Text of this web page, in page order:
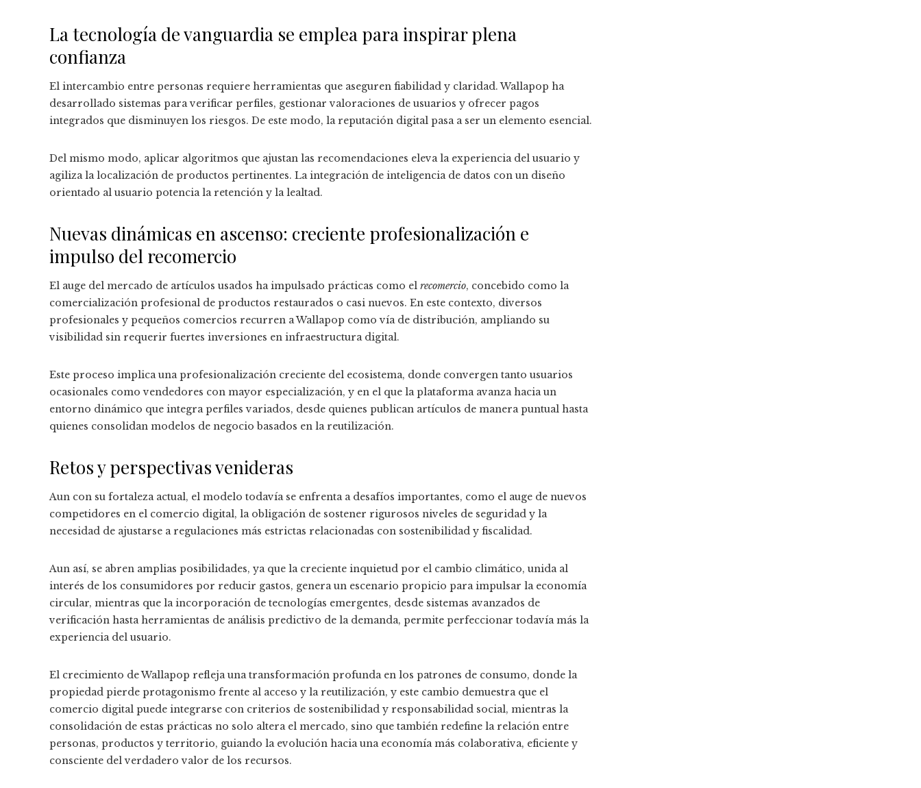
La tecnología de vanguardia se emplea para inspirar plena
confianza
El intercambio entre personas requiere herramientas que aseguren fiabilidad y claridad. Wallapop ha
desarrollado sistemas para verificar perfiles, gestionar valoraciones de usuarios y ofrecer pagos
integrados que disminuyen los riesgos. De este modo, la reputación digital pasa a ser un elemento esencial.
Del mismo modo, aplicar algoritmos que ajustan las recomendaciones eleva la experiencia del usuario y
agiliza la localización de productos pertinentes. La integración de inteligencia de datos con un diseño
orientado al usuario potencia la retención y la lealtad.
Nuevas dinámicas en ascenso: creciente profesionalización e
impulso del recomercio
El auge del mercado de artículos usados ha impulsado prácticas como el recomercio, concebido como la
comercialización profesional de productos restaurados o casi nuevos. En este contexto, diversos
profesionales y pequeños comercios recurren a Wallapop como vía de distribución, ampliando su
visibilidad sin requerir fuertes inversiones en infraestructura digital.
Este proceso implica una profesionalización creciente del ecosistema, donde convergen tanto usuarios
ocasionales como vendedores con mayor especialización, y en el que la plataforma avanza hacia un
entorno dinámico que integra perfiles variados, desde quienes publican artículos de manera puntual hasta
quienes consolidan modelos de negocio basados en la reutilización.
Retos y perspectivas venideras
Aun con su fortaleza actual, el modelo todavía se enfrenta a desafíos importantes, como el auge de nuevos
competidores en el comercio digital, la obligación de sostener rigurosos niveles de seguridad y la
necesidad de ajustarse a regulaciones más estrictas relacionadas con sostenibilidad y fiscalidad.
Aun así, se abren amplias posibilidades, ya que la creciente inquietud por el cambio climático, unida al
interés de los consumidores por reducir gastos, genera un escenario propicio para impulsar la economía
circular, mientras que la incorporación de tecnologías emergentes, desde sistemas avanzados de
verificación hasta herramientas de análisis predictivo de la demanda, permite perfeccionar todavía más la
experiencia del usuario.
El crecimiento de Wallapop refleja una transformación profunda en los patrones de consumo, donde la
propiedad pierde protagonismo frente al acceso y la reutilización, y este cambio demuestra que el
comercio digital puede integrarse con criterios de sostenibilidad y responsabilidad social, mientras la
consolidación de estas prácticas no solo altera el mercado, sino que también redefine la relación entre
personas, productos y territorio, guiando la evolución hacia una economía más colaborativa, eficiente y
consciente del verdadero valor de los recursos.